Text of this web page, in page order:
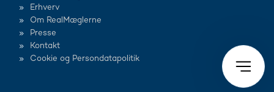
Erhverv
Om RealMæglerne
Presse
Kontakt
Cookie og Persondatapolitik